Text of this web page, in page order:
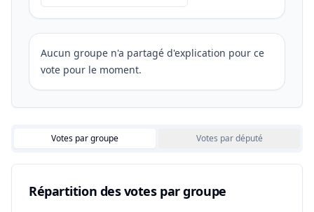
Aucun groupe n'a partagé d'explication pour ce
vote pour le moment.
Votes par groupe Votes par député
Répartition des votes par groupe